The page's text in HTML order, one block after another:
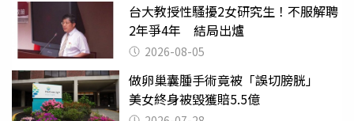
台大教授性騷擾2女研究生！不服解聘
2年爭4年 結局出爐
2026-08-05
做卵巢囊腫手術竟被「誤切膀胱」
美女終身被毀獲賠5.5億